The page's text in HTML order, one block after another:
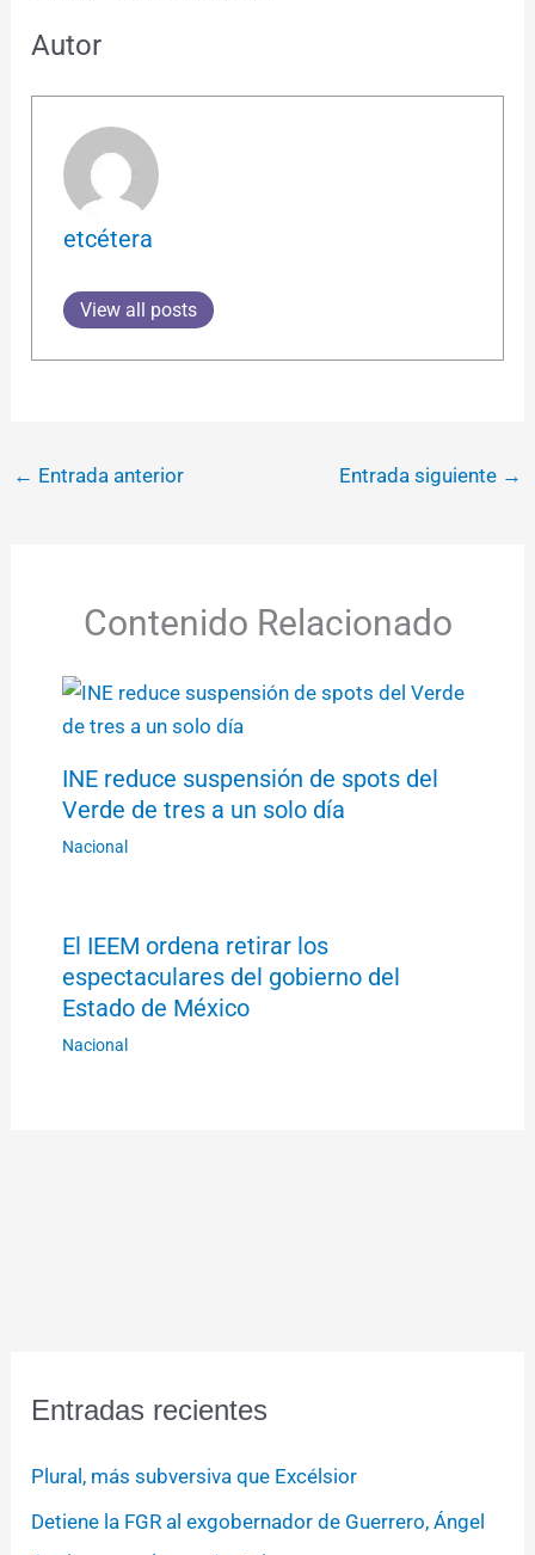
Autor
etcétera
View all posts
← Entrada anterior Entrada siguiente →
Contenido Relacionado
INE reduce suspensión de spots del
Verde de tres a un solo día
Nacional
El IEEM ordena retirar los
espectaculares del gobierno del
Estado de México
Nacional
Entradas recientes
Plural, más subversiva que Excélsior
Detiene la FGR al exgobernador de Guerrero, Ángel